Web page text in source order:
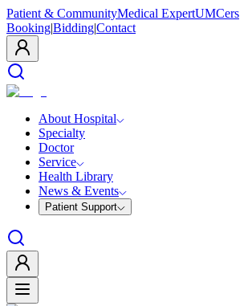
Patient & CommunityMedical ExpertUMCers
Booking|Bidding|Contact
About Hospital
Specialty
Doctor
Service
Health Library
News & Events
Patient Support